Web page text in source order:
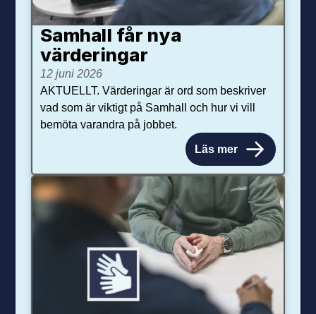
Samhall får nya
värdering­ar
12 juni 2026
AKTUELLT. Värderingar är ord som beskriver
vad som är viktigt på Samhall och hur vi vill
bemöta varandra på jobbet.
Läs mer